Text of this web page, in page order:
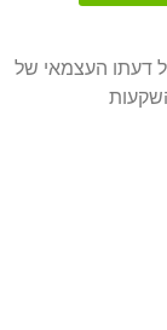
דעתו העצמאי של